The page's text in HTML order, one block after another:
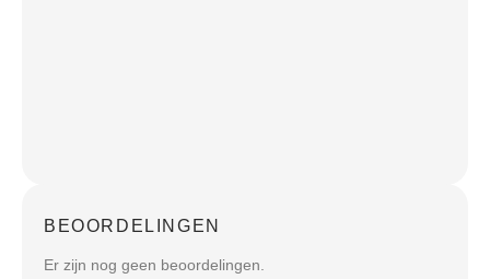
BEOORDELINGEN
Er zijn nog geen beoordelingen.